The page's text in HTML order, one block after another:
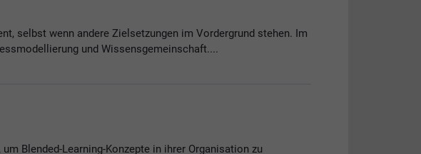
selbst wenn andere Zielsetzungen im Vordergrund stehen. Im
und Wissensgemeinschaft....
Blended-Learning-Konzepte in ihrer Organisation zu